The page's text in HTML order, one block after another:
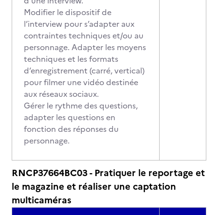
Modifier le dispositif de
l’interview pour s’adapter aux
contraintes techniques et/ou au
personnage. Adapter les moyens
techniques et les formats
d’enregistrement (carré, vertical)
pour filmer une vidéo destinée
aux réseaux sociaux.
Gérer le rythme des questions,
adapter les questions en
fonction des réponses du
personnage.
RNCP37664BC03 - Pratiquer le reportage et
le magazine et réaliser une captation
multicaméras